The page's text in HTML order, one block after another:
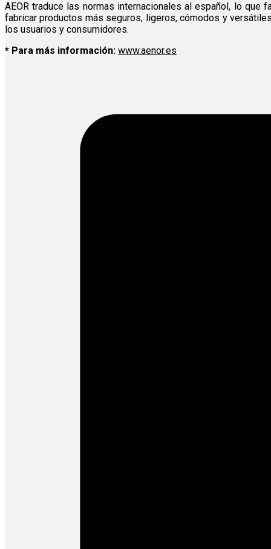
AEOR traduce las normas internacionales al español, lo
fabricar productos más seguros, ligeros, cómodos y
los usuarios y consumidores.
* Para más información: www.aenor.es